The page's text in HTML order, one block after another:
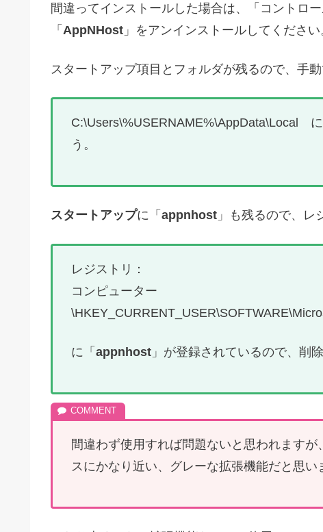
間違ってインストールした場合は、「コントロ
「 AppNHost 」をアンインストールしてください
スタートアップ項目とフォルダが残るので、手動
C:\Users\%USERNAME%\AppData\Local に
う。
スタートアップに「 appnhost 」も残るので、レ
レジストリ：
コンピューター
に「 appnhost 」が登録されているので、削
間違わず使用すれば問題ないと思われます
スにかなり近い、グレーな拡張機能だと思い